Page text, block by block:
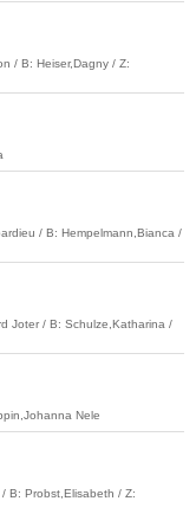
/ B: Heiser,Dagny / Z:
/ B: Hempelmann,Bianca /
Joter / B: Schulze,Katharina /
Nele
B: Probst,Elisabeth / Z: